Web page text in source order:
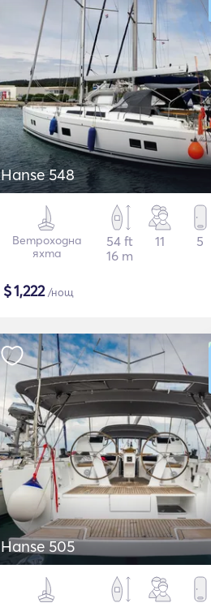
Hanse 548
Ветроходна
яхта
54 ft
16 m
11 5
$1,222/нощ
Hanse 505